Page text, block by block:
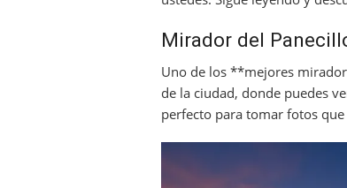
Mirador del
Uno de los **mejores
de la ciudad, donde puedes
perfecto para tomar fotos